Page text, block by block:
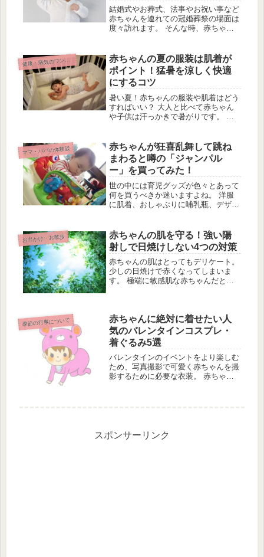
結婚式やお葬式、法事やお祝い事など
赤ちゃんを連れての冠婚葬祭の場面は
度々訪れます。 そんな時、赤ちゃん
な衣装やベビードレスを買うものもっ
たいない気がする...」 なんて思う...
健康・病気のワンポイント
赤ちゃんの夏の服装は肌着が
ポイント！猛暑を涼しく快適
にするコツ
暑い夏！赤ちゃんの服装や肌着はどう
すればいい？ 大人と比べて赤ちゃん
や子供は汗っかきで暑がりです。 体
よね…。 暑いからって薄着にすれば
いいの？肌着はつけなくていいの？
夏...
ママ・パパの体験談
赤ちゃんが狂喜乱舞して跳ね
まわると噂の「ジャンパル
ー」を買ってみた！
世の中には育児グッズが色々とあって
何を買うべきか迷いますよね。 洋服
に肌着、おしゃぶりに哺乳瓶、デザイ
ど、「似合うかな」「使ってくれるか
な」なんて考えながら迷うのもまた育
児の...
お出かけ・お散歩
赤ちゃんの肌を守る！強い陽
射しで日焼けしない4つの対策
赤ちゃんの肌はとってもデリケート。
少しの日焼けで赤くなってしまいま
す。 極端に敏感肌な赤ちゃんだと、
よる赤ちゃんへの肌のダメージを軽減
させ...
季節の行事について
赤ちゃんに絶対に着せたい人
気のバレンタインコスプレ・
着ぐるみ5選
バレンタインのイベントをより楽しむ
ため、写真撮影で可愛く赤ちゃんを撮
影するために必要な衣装。 赤ちゃん
スポンサーリンク